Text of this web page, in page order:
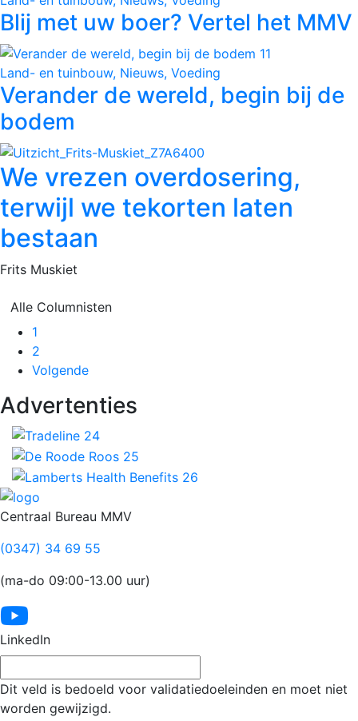
Blij met uw boer? Vertel het MMV
Land- en tuinbouw, Nieuws, Voeding
Verander de wereld, begin bij de
bodem
We vrezen overdosering,
terwijl we tekorten laten
bestaan
Frits Muskiet
Alle Columnisten
Pagina
1
Pagina
2
Volgende
Advertenties
Footer
Centraal Bureau MMV
(0347) 34 69 55
(ma-do 09:00-13.00 uur)
LinkedIn
Dit veld is bedoeld voor validatiedoeleinden en moet niet
worden gewijzigd.